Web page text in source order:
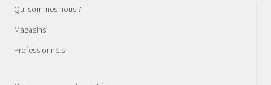
Qui sommes nous ?
Magasins
Professionnels